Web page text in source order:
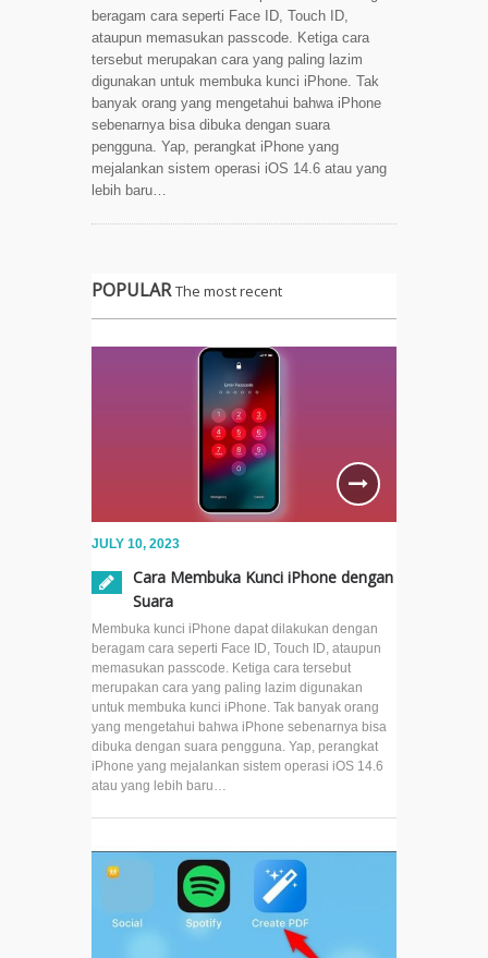
beragam cara seperti Face ID, Touch ID,
ataupun memasukan passcode. Ketiga cara
tersebut merupakan cara yang paling lazim
digunakan untuk membuka kunci iPhone. Tak
banyak orang yang mengetahui bahwa iPhone
sebenarnya bisa dibuka dengan suara
pengguna. Yap, perangkat iPhone yang
mejalankan sistem operasi iOS 14.6 atau yang
lebih baru…
POPULARThe most recent
JULY 10, 2023
Cara Membuka Kunci iPhone dengan
Suara
Membuka kunci iPhone dapat dilakukan dengan
beragam cara seperti Face ID, Touch ID, ataupun
memasukan passcode. Ketiga cara tersebut
merupakan cara yang paling lazim digunakan
untuk membuka kunci iPhone. Tak banyak orang
yang mengetahui bahwa iPhone sebenarnya bisa
dibuka dengan suara pengguna. Yap, perangkat
iPhone yang mejalankan sistem operasi iOS 14.6
atau yang lebih baru…